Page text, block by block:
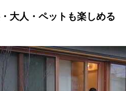
大人・ペットも楽しめる